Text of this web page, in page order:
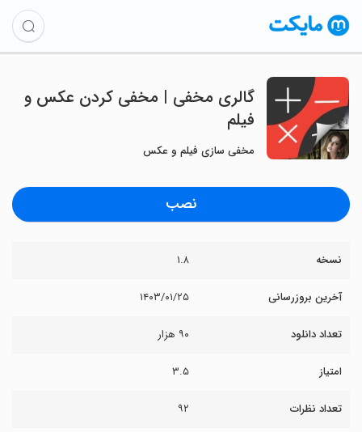
گالری مخفی | مخفی کردن عکس و
فیلم
مخفی سازی فیلم و عکس
نصب
نسخه ۱.۸
آخرین بروزرسانی ۱۴۰۳/۰۱/۲۵
تعداد دانلود ۹۰ هزار
امتیاز ۳.۵
تعداد نظرات ۹۲